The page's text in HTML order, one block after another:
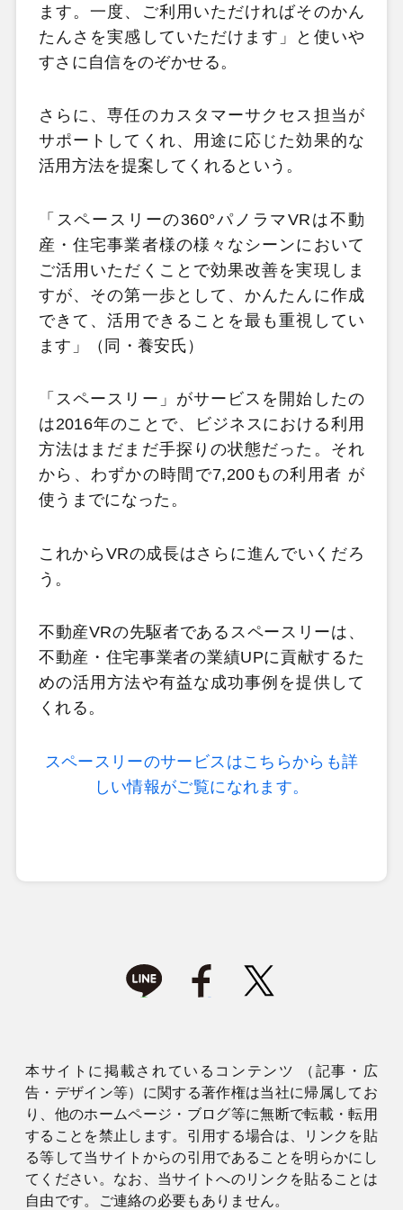
ます。一度、ご利用いただければそのかん
たんさを実感していただけます」と使いや
すさに自信をのぞかせる。
さらに、専任のカスタマーサクセス担当が
サポートしてくれ、用途に応じた効果的な
活用方法を提案してくれるという。
「スペースリーの360°パノラマVRは不動
産・住宅事業者様の様々なシーンにおいて
ご活用いただくことで効果改善を実現しま
すが、その第一歩として、かんたんに作成
できて、活用できることを最も重視してい
ます」（同・養安氏）
「スペースリー」がサービスを開始したの
は2016年のことで、ビジネスにおける利用
方法はまだまだ手探りの状態だった。それ
から、わずかの時間で7,200もの利用者 が
使うまでになった。
これからVRの成長はさらに進んでいくだろ
う。
不動産VRの先駆者であるスペースリーは、
不動産・住宅事業者の業績UPに貢献するた
めの活用方法や有益な成功事例を提供して
くれる。
スペースリーのサービスはこちらからも詳
しい情報がご覧になれます。
本サイトに掲載されているコンテンツ （記事・広
告・デザイン等）に関する著作権は当社に帰属してお
り、他のホームページ・ブログ等に無断で転載・転用
することを禁止します。引用する場合は、リンクを貼
る等して当サイトからの引用であることを明らかにし
てください。なお、当サイトへのリンクを貼ることは
自由です。ご連絡の必要もありません。